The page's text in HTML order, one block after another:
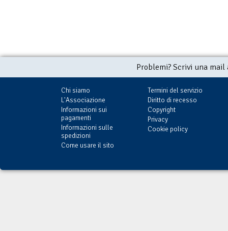
Problemi? Scrivi una
Chi siamo
L'Associazione
Informazioni sui
pagamenti
Informazioni sulle
spedizioni
Come usare il sito
Termini del servizio
Diritto di recesso
Copyright
Privacy
Cookie policy